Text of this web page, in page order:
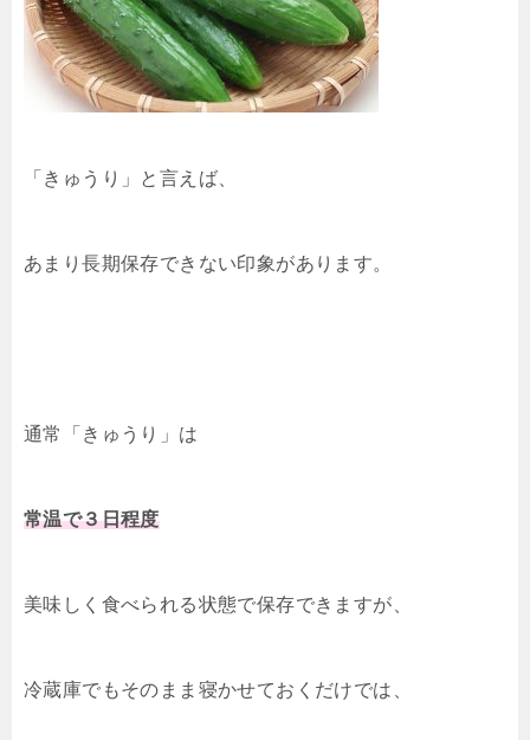
「きゅうり」と言えば、
あまり長期保存できない印象があります。
通常「きゅうり」は
常温で３日程度
美味しく食べられる状態で保存できますが、
冷蔵庫でもそのまま寝かせておくだけでは、